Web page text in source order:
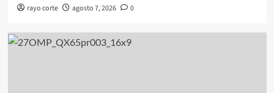
rayo corte agosto 7, 2026 0